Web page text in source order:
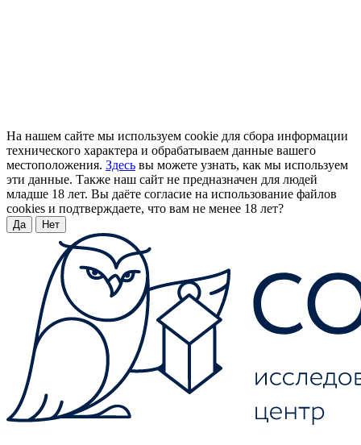
На нашем сайте мы используем cookie для сбора информации
технического характера и обрабатываем данные вашего
местоположения. Здесь вы можете узнать, как мы используем
эти данные. Также наш сайт не предназначен для людей
младше 18 лет. Вы даёте согласие на использование файлов
cookies и подтверждаете, что вам не менее 18 лет?
Да Нет